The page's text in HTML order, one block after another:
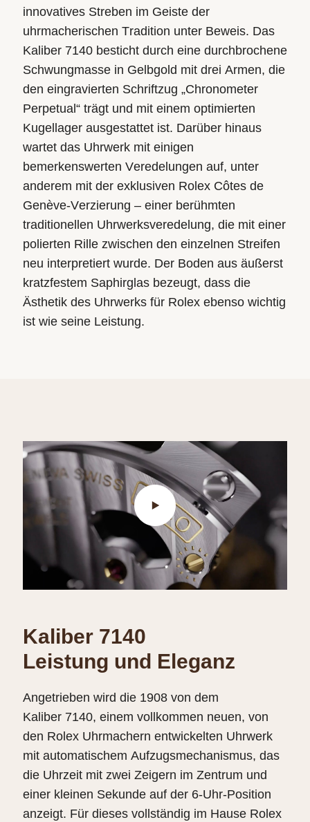
innovatives Streben im Geiste der
uhrmacherischen Tradition unter Beweis. Das
Kaliber 7140 besticht durch eine durchbrochene
Schwungmasse in Gelbgold mit drei Armen, die
den eingravierten Schriftzug „Chronometer
Perpetual“ trägt und mit einem optimierten
Kugellager ausgestattet ist. Darüber hinaus
wartet das Uhrwerk mit einigen
bemerkenswerten Veredelungen auf, unter
anderem mit der exklusiven Rolex Côtes de
Genève-Verzierung – einer berühmten
traditionellen Uhrwerksveredelung, die mit einer
polierten Rille zwischen den einzelnen Streifen
neu interpretiert wurde. Der Boden aus äußerst
kratzfestem Saphirglas bezeugt, dass die
Ästhetik des Uhrwerks für Rolex ebenso wichtig
ist wie seine Leistung.
Kaliber 7140
Leistung und Eleganz
Angetrieben wird die 1908 von dem
Kaliber 7140, einem vollkommen neuen, von
den Rolex Uhrmachern entwickelten Uhrwerk
mit automatischem Aufzugs­mechanismus, das
die Uhrzeit mit zwei Zeigern im Zentrum und
einer kleinen Sekunde auf der 6‑Uhr-Position
anzeigt. Für dieses vollständig im Hause Rolex